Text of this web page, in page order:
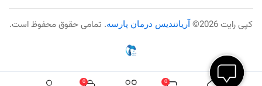
0
0
کپی رایت 2026© آریاتندیس درمان پارسه. تمامی حقوق محفوظ است.